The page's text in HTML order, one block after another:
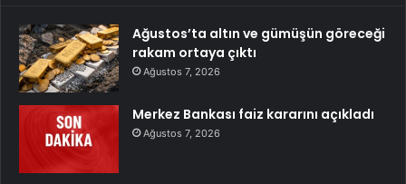
Ağustos’ta altın ve gümüşün göreceği
rakam ortaya çıktı
Ağustos 7, 2026
Merkez Bankası faiz kararını açıkladı
Ağustos 7, 2026